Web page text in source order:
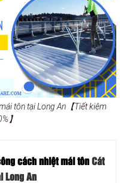
tôn tại Long An【Tiết kiệm
】
cách nhiệt mái tônCát
Long An